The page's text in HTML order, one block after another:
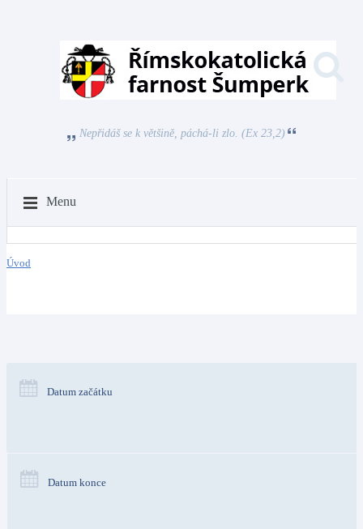
Nepřidáš se k většině, páchá-li zlo. (Ex 23,2)
Menu
Úvod
Datum začátku
Datum konce